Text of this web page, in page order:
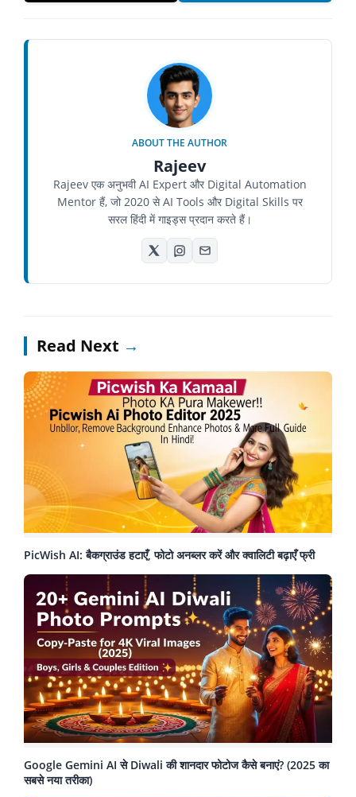
ABOUT THE AUTHOR
Rajeev
Rajeev एक अनुभवी AI Expert और Digital Automation
Mentor हैं, जो 2020 से AI Tools और Digital Skills पर
सरल हिंदी में गाइड्स प्रदान करते हैं।
Read Next →
PicWish AI: बैकग्राउंड हटाएँ, फोटो अनब्लर करें और क्वालिटी बढ़ाएँ फ्री
Google Gemini AI से Diwali की शानदार फोटोज कैसे बनाएं? (2025 का
सबसे नया तरीका)